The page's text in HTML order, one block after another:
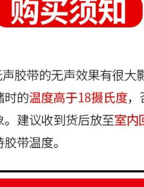
Rolls Of Cảnh
Tiếng Anh Đất
Cảnh báo
in
xanh lá cây
trắng Băng
gói 4.2 Độ dày
2.4 Băng đen
dừng Đỏ /
/ Cảnh báo